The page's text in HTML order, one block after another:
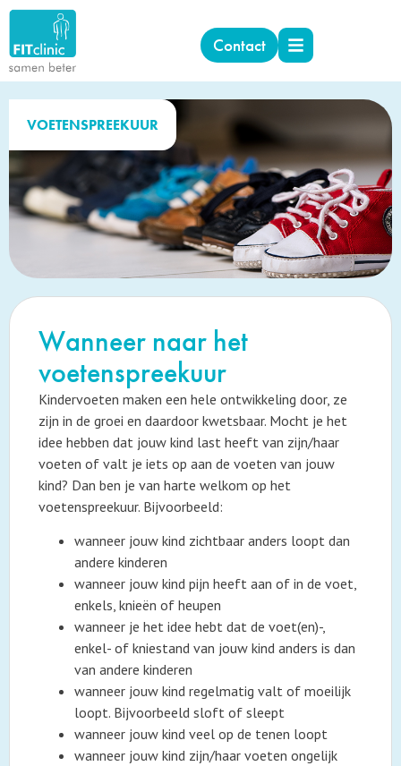
Contact
VOETENSPREEKUUR
Wanneer naar het
voetenspreekuur
Kindervoeten maken een hele ontwikkeling door, ze
zijn in de groei en daardoor kwetsbaar. Mocht je het
idee hebben dat jouw kind last heeft van zijn/haar
voeten of valt je iets op aan de voeten van jouw
kind? Dan ben je van harte welkom op het
voetenspreekuur. Bijvoorbeeld:
wanneer jouw kind zichtbaar anders loopt dan
andere kinderen
wanneer jouw kind pijn heeft aan of in de voet,
enkels, knieën of heupen
wanneer je het idee hebt dat de voet(en)-,
enkel- of kniestand van jouw kind anders is dan
van andere kinderen
wanneer jouw kind regelmatig valt of moeilijk
loopt. Bijvoorbeeld sloft of sleept
wanneer jouw kind veel op de tenen loopt
wanneer jouw kind zijn/haar voeten ongelijk